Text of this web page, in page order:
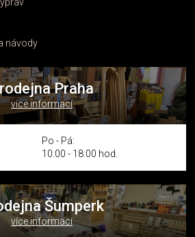
návody
Praha
více informací
Po - Pá:
10:00 - 18:00 hod.
Šumperk
více informací